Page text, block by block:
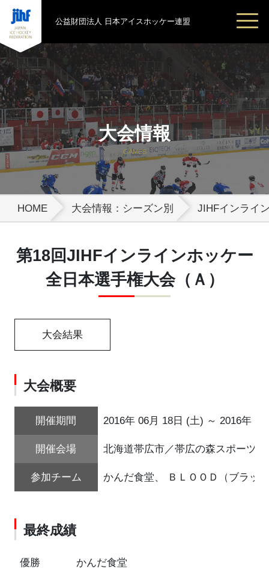
公益財団法人 日本アイスホッケー連盟
大会情報
GAMES
HOME 大会情報：シーズン別 JIHFインライ
第18回JIHFインラインホッケー
全日本選手権大会（Ａ）
大会結果
大会概要
開催期間 2016年 06月 18日 (土) ～ 2016年
開催会場 北海道帯広市／帯広の森スポーツセ
参加チーム かんだ食堂、 ＢＬＯＯＤ（ブラ
最終成績
優勝 かんだ食堂